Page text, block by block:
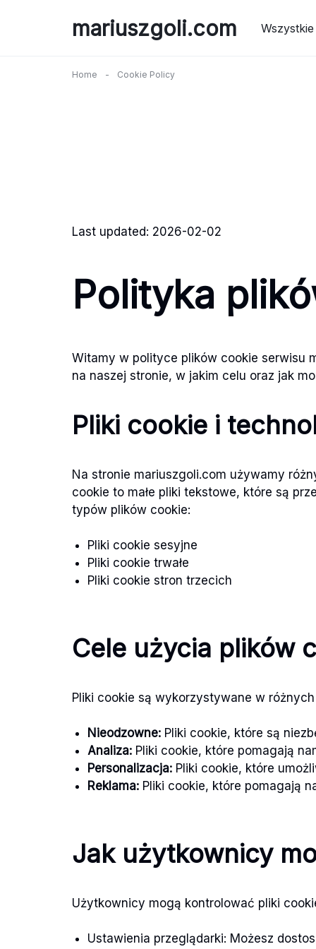
mariuszgoli.com
Home - Cookie Policy
Last updated: 2026-02-02
Polityka
Witamy w polityce plików cookie serwisu
na naszej stronie, w jakim celu oraz jak
Pliki cookie i
Na stronie mariuszgoli.com używamy
cookie to małe pliki tekstowe, które są
typów plików cookie:
Pliki cookie sesyjne
Pliki cookie trwałe
Pliki cookie stron trzecich
Cele użycia plików
Pliki cookie są wykorzystywane w
Nieodzowne: Pliki cookie, które są
Analiza: Pliki cookie, które pomagają
Personalizacja: Pliki cookie, które
Reklama: Pliki cookie, które pomagają
Jak użytkownicy
Użytkownicy mogą kontrolować pliki
Ustawienia przeglądarki: Możesz